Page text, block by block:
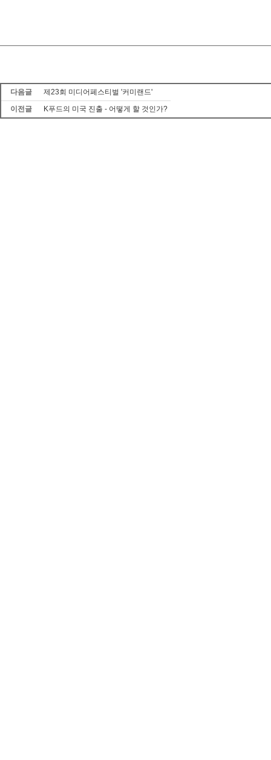
다음글
제23회 미디어페스티벌 '커미랜드'
이전글
K푸드의 미국 진출 - 어떻게 할 것인가?